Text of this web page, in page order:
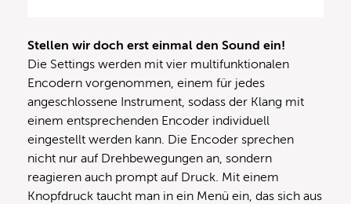
Stellen wir doch erst einmal den Sound ein!
Die Settings werden mit vier multifunktionalen
Encodern vorgenommen, einem für jedes
angeschlossene Instrument, sodass der Klang mit
einem entsprechenden Encoder individuell
eingestellt werden kann. Die Encoder sprechen
nicht nur auf Drehbewegungen an, sondern
reagieren auch prompt auf Druck. Mit einem
Knopfdruck taucht man in ein Menü ein, das sich aus